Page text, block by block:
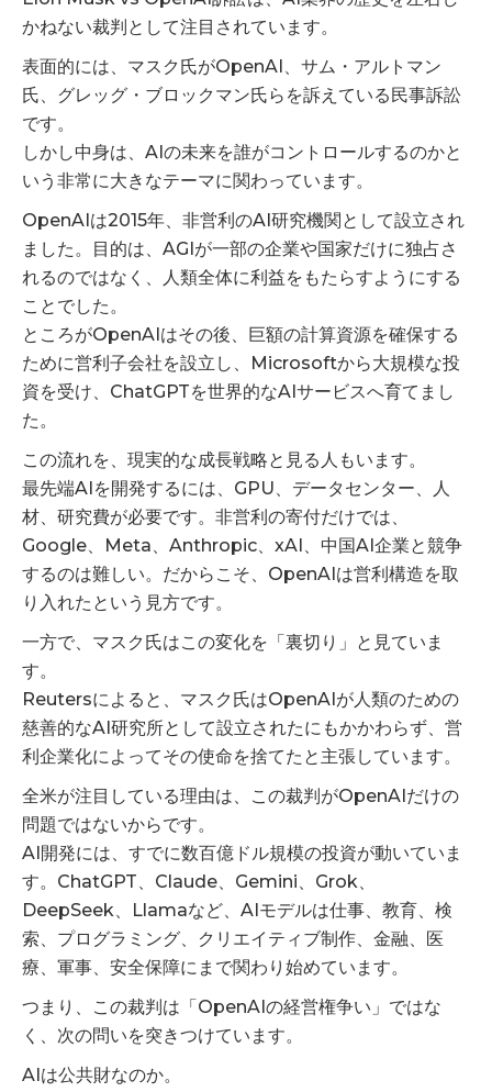
かねない裁判として注目されています。
表面的には、マスク氏がOpenAI、サム・アルトマン
氏、グレッグ・ブロックマン氏らを訴えている民事訴訟
です。
しかし中身は、AIの未来を誰がコントロールするのかと
いう非常に大きなテーマに関わっています。
OpenAIは2015年、非営利のAI研究機関として設立され
ました。目的は、AGIが一部の企業や国家だけに独占さ
れるのではなく、人類全体に利益をもたらすようにする
ことでした。
ところがOpenAIはその後、巨額の計算資源を確保する
ために営利子会社を設立し、Microsoftから大規模な投
資を受け、ChatGPTを世界的なAIサービスへ育てまし
た。
この流れを、現実的な成長戦略と見る人もいます。
最先端AIを開発するには、GPU、データセンター、人
材、研究費が必要です。非営利の寄付だけでは、
Google、Meta、Anthropic、xAI、中国AI企業と競争
するのは難しい。だからこそ、OpenAIは営利構造を取
り入れたという見方です。
一方で、マスク氏はこの変化を「裏切り」と見ていま
す。
Reutersによると、マスク氏はOpenAIが人類のための
慈善的なAI研究所として設立されたにもかかわらず、営
利企業化によってその使命を捨てたと主張しています。
全米が注目している理由は、この裁判がOpenAIだけの
問題ではないからです。
AI開発には、すでに数百億ドル規模の投資が動いていま
す。ChatGPT、Claude、Gemini、Grok、
DeepSeek、Llamaなど、AIモデルは仕事、教育、検
索、プログラミング、クリエイティブ制作、金融、医
療、軍事、安全保障にまで関わり始めています。
つまり、この裁判は「OpenAIの経営権争い」ではな
く、次の問いを突きつけています。
AIは公共財なのか。